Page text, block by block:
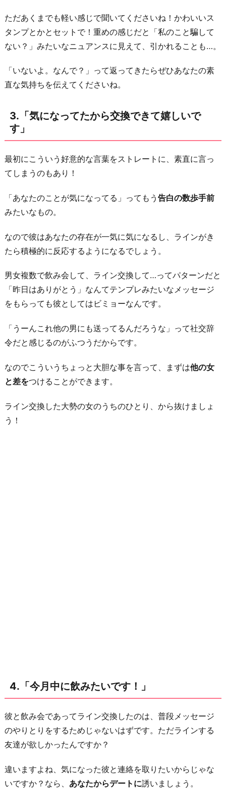
た
い
で
す！」
5.
ま
電
話
良
い
す
か？」
わ
り
に
ただあくまでも軽い感じで聞いてくださいね！かわいいス
タンプとかとセットで！重めの感じだと「私のこと騙して
ない？」みたいなニュアンスに見えて、引かれることも…。
「いないよ。なんで？」って返ってきたらぜひあなたの素
直な気持ちを伝えてくださいね。
3.「気になってたから交換できて嬉しいで
す」
最初にこういう好意的な言葉をストレートに、素直に言っ
てしまうのもあり！
「あなたのことが気になってる」ってもう 告白の数歩手前
みたいなもの。
なので彼はあなたの存在が一気に気になるし、ラインがき
たら積極的に反応するようになるでしょう。
男女複数で飲み会して、ライン交換して…ってパターンだと
「昨日はありがとう」なんてテンプレみたいなメッセージ
をもらっても彼としてはビミョーなんです。
「うーんこれ他の男にも送ってるんだろうな」って社交辞
令だと感じるのがふつうだからです。
なのでこういうちょっと大胆な事を言って、まずは他の女
と差をつけることができます。
ライン交換した大勢の女のうちのひとり、から抜けましょ
う！
4.「今月中に飲みたいです！」
彼と飲み会であってライン交換したのは、普段メッセージ
のやりとりをするためじゃないはずです。ただラインする
友達が欲しかったんですか？
違いますよね、気になった彼と連絡を取りたいからじゃな
いですか？なら、 あなたからデートに誘いましょう。